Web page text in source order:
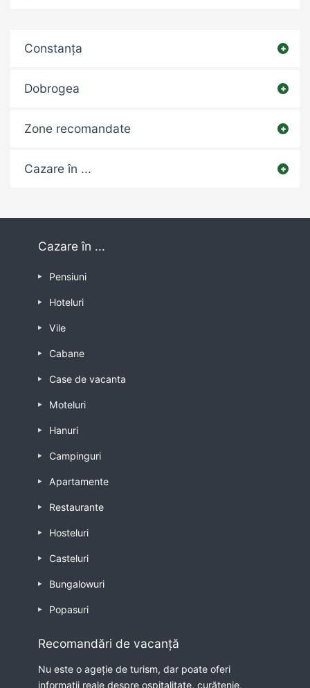
Constanța
Dobrogea
Zone recomandate
Cazare în ...
Cazare în ...
Pensiuni
Hoteluri
Vile
Cabane
Case de vacanta
Moteluri
Hanuri
Campinguri
Apartamente
Restaurante
Hosteluri
Casteluri
Bungalowuri
Popasuri
Recomandări de vacanță
Nu este o ageție de turism, dar poate oferi
informații reale despre ospitalitate, curătenie,